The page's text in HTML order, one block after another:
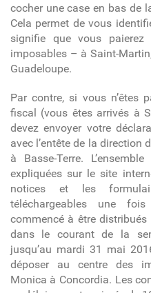
cocher une case en bas de
Cela permet de vous
signifie que vous
imposables – à Saint-
Guadeloupe.
Par contre, si vous n’êtes
fiscal (vous êtes arrivés à
devez envoyer votre
avec l’entête de la direction
à Basse-Terre.
expliquées sur le site
notices et les
téléchargeables une
commencé à être
dans le courant de la
jusqu’au mardi 31 mai
déposer au centre des
Monica à Concordia. Les